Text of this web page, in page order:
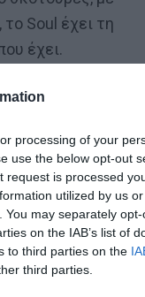
processing of your
use the below opt-out
request is processed
utilized by us
may separately
on the IAB’s list of
to third parties on the
third parties.
Soul έχει τη
έχει.
στα
του να